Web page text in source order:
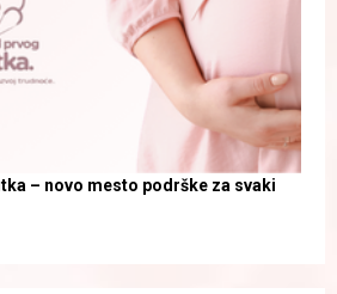
– novo mesto podrške za svaki